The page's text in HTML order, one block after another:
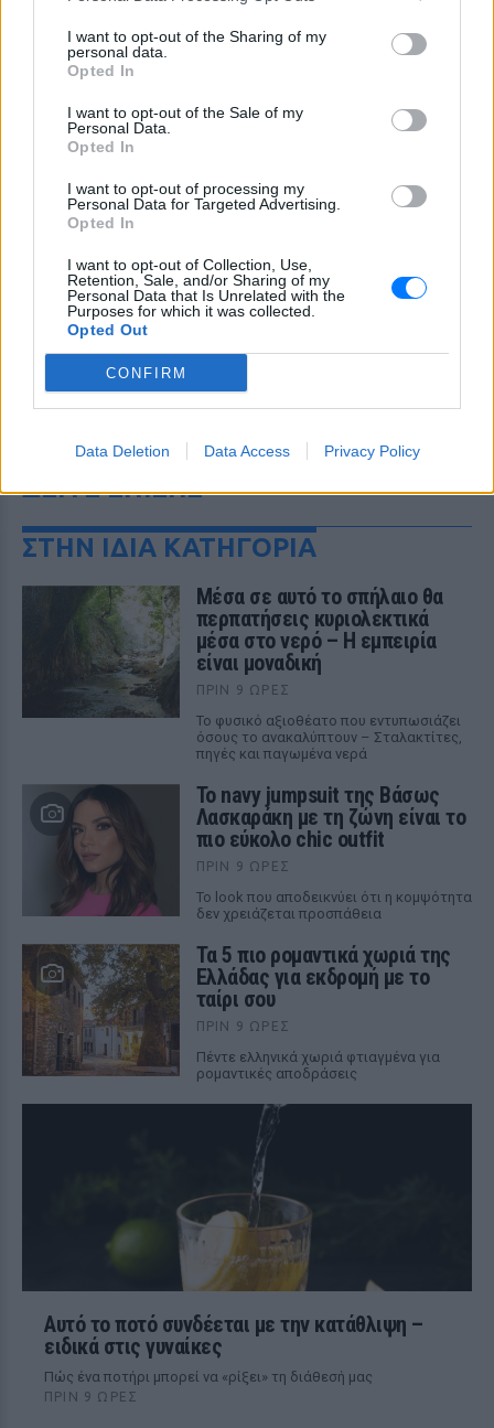
I want to opt-out of the Sharing of my
personal data.
Opted In
I want to opt-out of the Sale of my
Personal Data.
Opted In
I want to opt-out of processing my
Personal Data for Targeted Advertising.
Opted In
I want to opt-out of Collection, Use,
Retention, Sale, and/or Sharing of my
Personal Data that Is Unrelated with the
Purposes for which it was collected.
Opted Out
CONFIRM
Data Deletion Data Access Privacy Policy
ΔΕΙΤΕ ΕΠΙΣΗΣ
ΣΤΗΝ ΙΔΙΑ ΚΑΤΗΓΟΡΙΑ
Μέσα σε αυτό το σπήλαιο θα
περπατήσεις κυριολεκτικά
μέσα στο νερό – Η εμπειρία
είναι μοναδική
ΠΡΙΝ 9 ΏΡΕΣ
Το φυσικό αξιοθέατο που εντυπωσιάζει
όσους το ανακαλύπτουν – Σταλακτίτες,
πηγές και παγωμένα νερά
Το navy jumpsuit της Βάσως
Λασκαράκη με τη ζώνη είναι το
πιο εύκολο chic outfit
ΠΡΙΝ 9 ΏΡΕΣ
Το look που αποδεικνύει ότι η κομψότητα
δεν χρειάζεται προσπάθεια
Τα 5 πιο ρομαντικά χωριά της
Ελλάδας για εκδρομή με το
ταίρι σου
ΠΡΙΝ 9 ΏΡΕΣ
Πέντε ελληνικά χωριά φτιαγμένα για
ρομαντικές αποδράσεις
Αυτό το ποτό συνδέεται με την κατάθλιψη –
ειδικά στις γυναίκες
Πώς ένα ποτήρι μπορεί να «ρίξει» τη διάθεσή μας
ΠΡΙΝ 9 ΏΡΕΣ